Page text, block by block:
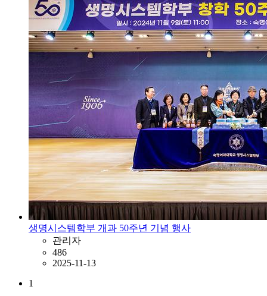
생명시스템학부 개과 50주년 기념 행사
관리자
486
2025-11-13
1